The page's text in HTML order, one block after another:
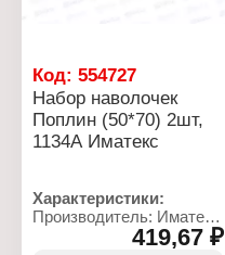
Код: 554727
Набор наволочек
Поплин (50*70) 2шт,
1134А Иматекс
Характеристики:
Производитель: Иматекс
Артикул: 1134А419,67 ₽